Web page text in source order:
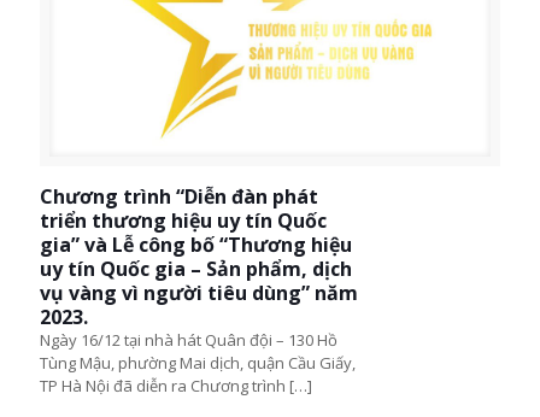
Chương trình “Diễn đàn phát
triển thương hiệu uy tín Quốc
gia” và Lễ công bố “Thương hiệu
uy tín Quốc gia – Sản phẩm, dịch
vụ vàng vì người tiêu dùng” năm
2023.
Ngày 16/12 tại nhà hát Quân đội – 130 Hồ
Tùng Mậu, phường Mai dịch, quận Cầu Giấy,
TP Hà Nội đã diễn ra Chương trình […]